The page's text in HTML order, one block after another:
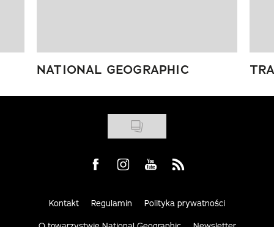
NATIONAL GEOGRAPHIC
Visit us on Facebook
Visit us on Instagram
Visit us on Youtube
Visit us on Rss
Kontakt Regulamin Polityka prywatności